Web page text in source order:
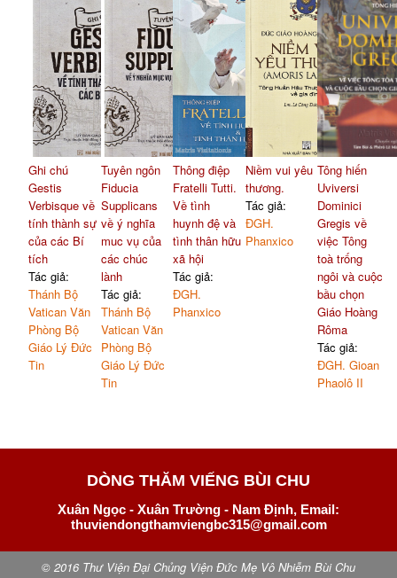
Ghi chú
Gestis
Verbisque về
tính thành sự
của các Bí
tích
Tác giả:
Thánh Bộ
Vatican Văn
Phòng Bộ
Giáo Lý Đức
Tin
Tuyên ngôn
Fiducia
Supplicans
về ý nghĩa
muc vụ của
các chúc
lành
Tác giả:
Thánh Bộ
Vatican Văn
Phòng Bộ
Giáo Lý Đức
Tin
Thông điệp
Fratelli Tutti.
Về tình
huynh đệ và
tình thân hữu
xã hội
Tác giả:
ĐGH.
Phanxico
Niềm vui yêu
thương.
Tác giả:
ĐGH.
Phanxico
Tông hiến
Uviversi
Dominici
Gregis về
việc Tông
toà trống
ngôi và cuộc
bầu chọn
Giáo Hoàng
Rôma
Tác giả:
ĐGH. Gioan
Phaolô II
DÒNG THĂM VIẾNG BÙI CHU
Xuân Ngọc - Xuân Trường - Nam Định, Email:
thuviendongthamviengbc315@gmail.com
© 2016 Thư Viện Đại Chủng Viện Đức Mẹ Vô Nhiễm Bùi Chu